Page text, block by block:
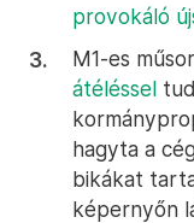
provokáló
M1-es
átéléssel
hagyta a
bikákat
képernyőn